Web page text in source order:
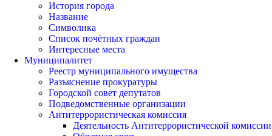
История города
Название
Символика
Список почётных граждан
Интересные места
Муниципалитет
Реестр муниципального имущества
Разъяснение прокуратуры
Городской совет депутатов
Подведомственные организации
Антитеррористическая комиссия
Деятельность Антитеррористической комиссии